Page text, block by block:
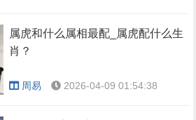
属虎和什么属相最配_属虎配什么生
肖？
周易 2026-04-09 01:54:38